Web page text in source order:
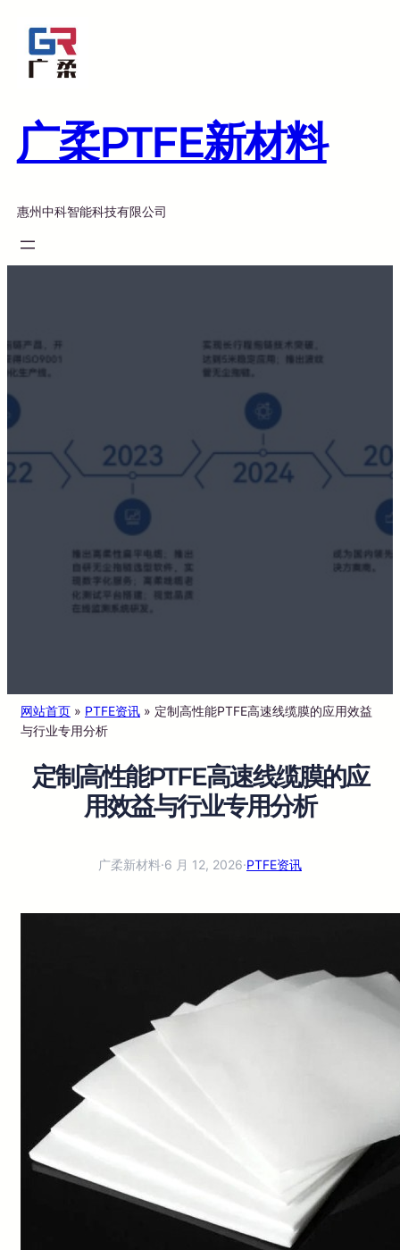
广柔PTFE新材料
惠州中科智能科技有限公司
网站首页 » PTFE资讯 » 定制高性能PTFE高速线缆膜的应用效益
与行业专用分析
定制高性能PTFE高速线缆膜的应
用效益与行业专用分析
广柔新材料·6 月 12, 2026·PTFE资讯